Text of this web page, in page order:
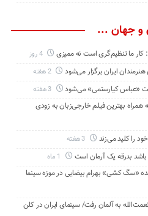
و جهان ...
کار ما تنظیم‌گری است نه ممیزی 4 روز
ایران برگزار می‌شود 2 هفته
«عباس کیارستمی» می‌شود 3 هفته
بهترین فیلم خارجی‌زبان به زودی
را کلید می‌زند
باشد بدرقه یک آرمان است
«سگ کشی» بهرام بیضایی در موزه سینما
به آلمان رفت/ سینمای ایران در کلن